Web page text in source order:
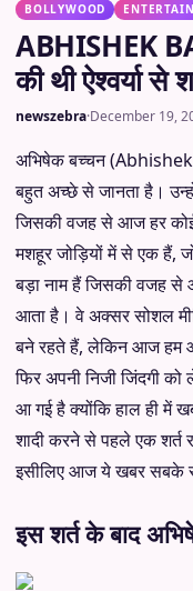
BOLLYWOOD
ABHISHEK
की थी ऐश्वर्या से
newszebra·December 19,
अभिषेक बच्चन
बहुत अच्छे से जानता है।
जिसकी वजह से आज हर
मशहूर जोड़ियों में से एक हैं,
बड़ा नाम हैं जिसकी वजह से
आता है। वे अक्सर सोशल
बने रहते हैं, लेकिन आज हम
फिर अपनी निजी जिंदगी
आ गई है क्योंकि हाल ही में
शादी करने से पहले एक शर्त
इसीलिए आज ये खबर सबके
इस शर्त के बाद